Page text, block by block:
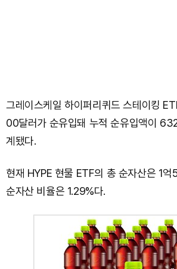
그레이스케일 하이퍼리퀴드 스테이킹
00달러가 순유입돼 누적 순유입액이
계됐다.
현재 HYPE 현물 ETF의 총 순자산은 1
순자산 비율은 1.29%다.